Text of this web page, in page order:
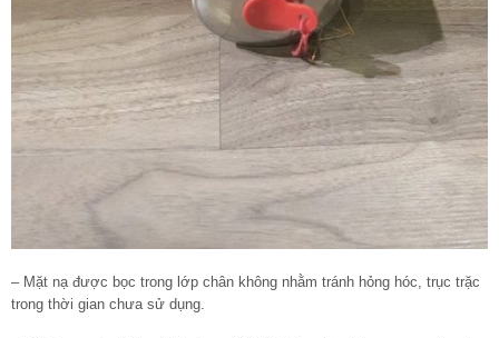
– Mặt nạ được bọc trong lớp chân không nhằm tránh hỏng hóc, trục trặc
trong thời gian chưa sử dụng.